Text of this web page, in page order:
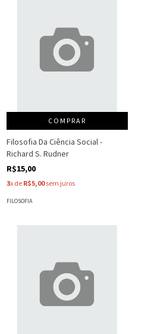
COMPRAR
Filosofia Da Ciência Social -
Richard S. Rudner
R$15,00
3x de R$5,00sem juros
FILOSOFIA